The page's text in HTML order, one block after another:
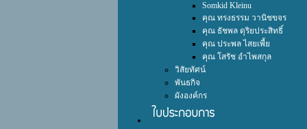
Somkid Kleinu
คุณ ทรงธรรม วานิชขจร
คุณ ธัชพล ดุริยประสิทธิ์
คุณ ประพล ไสยเพี้ย
คุณ โสรัช อำไพสกุล
วิสัยทัศน์
พันธกิจ
ผังองค์กร